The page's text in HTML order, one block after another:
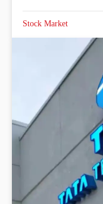
Stock Market